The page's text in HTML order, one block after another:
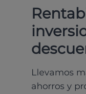
Llevamos
ahorros y